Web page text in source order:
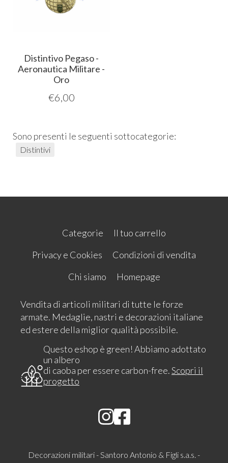
Distintivo Pegaso -
Aeronautica Militare -
Oro
€6,00
Sono presenti le seguenti sottocategorie:
Distintivi
Categorie
Il tuo carrello
Privacy e Cookies
Condizioni di vendita
Chi siamo
Homepage
Vendita di articoli militari di tutte le forze
armate. Medaglie, nastri e decorazioni italiane
ed estere della miglior qualità possibile.
Questo eshop è green! Abbiamo adottato
un albero
di caoba per essere carbon-free.Scopri il
progetto
Decorazioni militari - Santoro Antonio & Figli s.a.s. -